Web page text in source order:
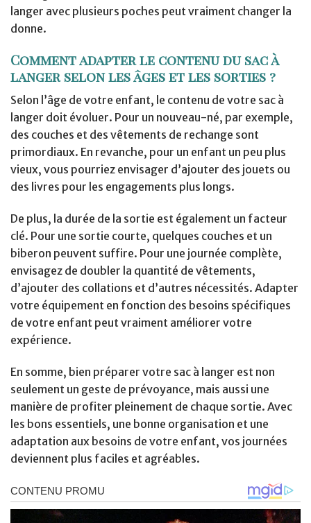
langer avec plusieurs poches peut vraiment changer la
donne.
Comment adapter le contenu du sac à
langer selon les âges et les sorties ?
Selon l’âge de votre enfant, le contenu de votre sac à
langer doit évoluer. Pour un nouveau-né, par exemple,
des couches et des vêtements de rechange sont
primordiaux. En revanche, pour un enfant un peu plus
vieux, vous pourriez envisager d’ajouter des jouets ou
des livres pour les engagements plus longs.
De plus, la durée de la sortie est également un facteur
clé. Pour une sortie courte, quelques couches et un
biberon peuvent suffire. Pour une journée complète,
envisagez de doubler la quantité de vêtements,
d’ajouter des collations et d’autres nécessités. Adapter
votre équipement en fonction des besoins spécifiques
de votre enfant peut vraiment améliorer votre
expérience.
En somme, bien préparer votre sac à langer est non
seulement un geste de prévoyance, mais aussi une
manière de profiter pleinement de chaque sortie. Avec
les bons essentiels, une bonne organisation et une
adaptation aux besoins de votre enfant, vos journées
deviennent plus faciles et agréables.